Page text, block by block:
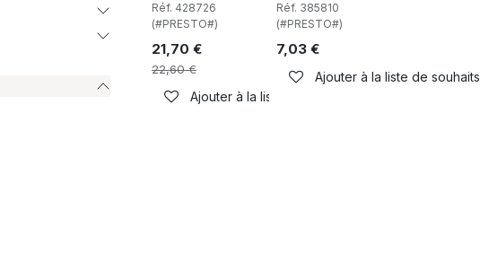
Réf. 428726
(#PRESTO#)
21,70 €
22,60€
Ajouter à la liste de souhaits
Réf. 385810
(#PRESTO#)
7,03€
Ajouter à la liste de souhaits